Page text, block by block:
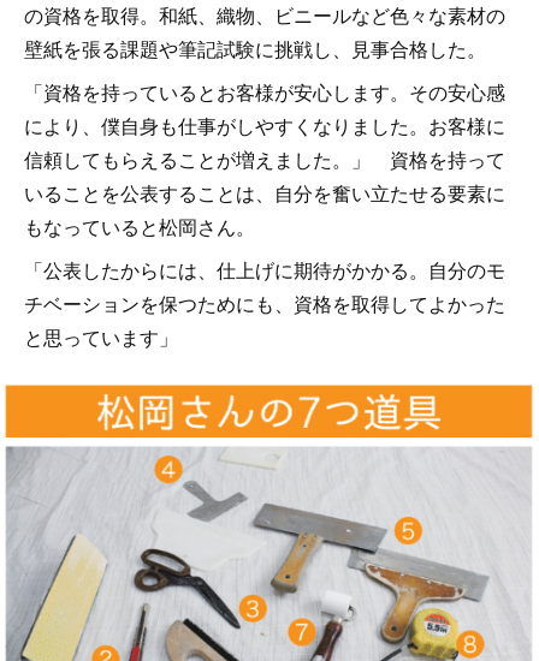
の資格を取得。和紙、織物、ビニールなど色々な素材の
壁紙を張る課題や筆記試験に挑戦し、見事合格した。
「資格を持っているとお客様が安心します。その安心感
により、僕自身も仕事がしやすくなりました。お客様に
信頼してもらえることが増えました。」 資格を持って
いることを公表することは、自分を奮い立たせる要素に
もなっていると松岡さん。
「公表したからには、仕上げに期待がかかる。自分のモ
チベーションを保つためにも、資格を取得してよかった
と思っています」